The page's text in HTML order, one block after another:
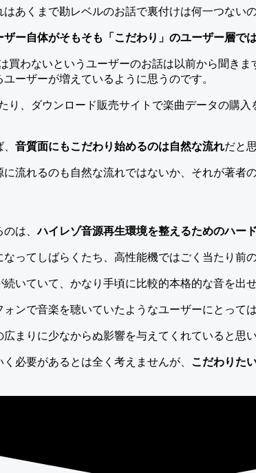
あくまで勘レベルのお話で裏付けは何一つないの
ー自体がそもそも「こだわり」のユーザー層で
わないというユーザーのお話は以前から聞き
ーザーが増えているように思うのです。
、ダウンロード販売サイトで楽曲データの購
音質面にもこだわり始めるのは自然な流れだと
流れるのも自然な流れではないか、それが著者
のは、ハイレゾ音源再生環境を整えるためのハー
ってしばらくたち、高性能機ではごく当たり前
いていて、かなり手頃に比較的本格的な音を出
ンで音楽を聴いていたようなユーザーにとって
まりに少なからぬ影響を与えてくれていると思い
必要があるとは全く考えませんが、 こだわりた